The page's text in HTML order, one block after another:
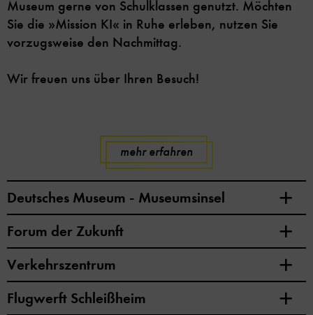
Museum gerne von Schulklassen genutzt. Möchten
Sie die »Mission KI« in Ruhe erleben, nutzen Sie
vorzugsweise den Nachmittag.
Wir freuen uns über Ihren Besuch!
mehr erfahren
Deutsches Museum - Museumsinsel
Forum der Zukunft
Verkehrszentrum
Flugwerft Schleißheim